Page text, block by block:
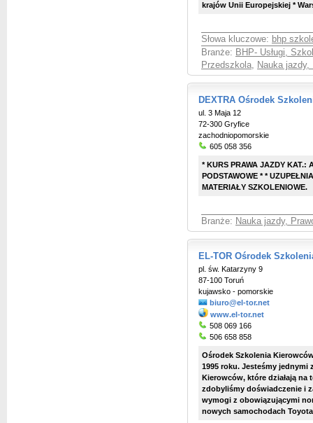
krajów Unii Europejskiej *
Słowa kluczowe: bhp
Branże: BHP- Usługi,
Przedszkola, Nauka jazdy,
DEXTRA Ośrodek
ul. 3 Maja 12
72-300 Gryfice
zachodniopomorskie
605 058 356
* KURS PRAWA JAZDY KAT.:
PODSTAWOWE * *
MATERIAŁY SZKOLENIOWE.
Branże: Nauka jazdy,
EL-TOR Ośrodek
pl. św. Katarzyny 9
87-100 Toruń
kujawsko - pomorskie
biuro@el-tor.net
www.el-tor.net
508 069 166
506 658 858
Ośrodek Szkolenia
1995 roku. Jesteśmy
Kierowców, które działają na
zdobyliśmy doświadczenie i
wymogi z obowiązującymi
nowych samochodach